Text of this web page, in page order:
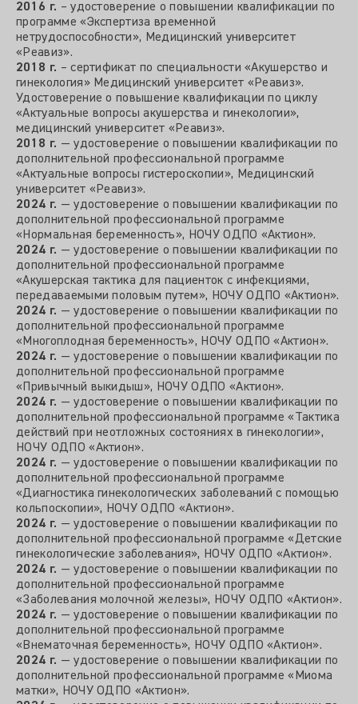
2016 г. – удостоверение о повышении квалификации по
программе «Экспертиза временной
нетрудоспособности», Медицинский университет
«Реавиз».
2018 г. – сертификат по специальности «Акушерство и
гинекология» Медицинский университет «Реавиз».
Удостоверение о повышение квалификации по циклу
«Актуальные вопросы акушерства и гинекологии»,
медицинский университет «Реавиз».
2018 г. — удостоверение о повышении квалификации по
дополнительной профессиональной программе
«Актуальные вопросы гистероскопии», Медицинский
университет «Реавиз».
2024 г. — удостоверение о повышении квалификации по
дополнительной профессиональной программе
«Нормальная беременность», НОЧУ ОДПО «Актион».
2024 г. — удостоверение о повышении квалификации по
дополнительной профессиональной программе
«Акушерская тактика для пациенток с инфекциями,
передаваемыми половым путем», НОЧУ ОДПО «Актион».
2024 г. — удостоверение о повышении квалификации по
дополнительной профессиональной программе
«Многоплодная беременность», НОЧУ ОДПО «Актион».
2024 г. — удостоверение о повышении квалификации по
дополнительной профессиональной программе
«Привычный выкидыш», НОЧУ ОДПО «Актион».
2024 г. — удостоверение о повышении квалификации по
дополнительной профессиональной программе «Тактика
действий при неотложных состояниях в гинекологии»,
НОЧУ ОДПО «Актион».
2024 г. — удостоверение о повышении квалификации по
дополнительной профессиональной программе
«Диагностика гинекологических заболеваний с помощью
кольпоскопии», НОЧУ ОДПО «Актион».
2024 г. — удостоверение о повышении квалификации по
дополнительной профессиональной программе «Детские
гинекологические заболевания», НОЧУ ОДПО «Актион».
2024 г. — удостоверение о повышении квалификации по
дополнительной профессиональной программе
«Заболевания молочной железы», НОЧУ ОДПО «Актион».
2024 г. — удостоверение о повышении квалификации по
дополнительной профессиональной программе
«Внематочная беременность», НОЧУ ОДПО «Актион».
2024 г. — удостоверение о повышении квалификации по
дополнительной профессиональной программе «Миома
матки», НОЧУ ОДПО «Актион».